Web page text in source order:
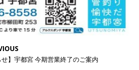
せ】宇都宮 今期営業終了のご案内